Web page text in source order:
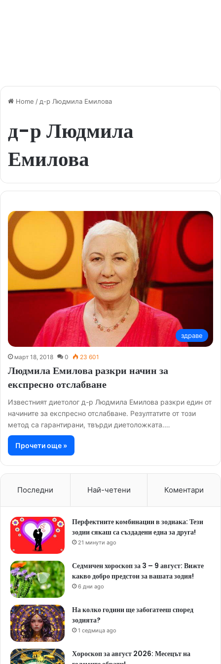
Home / д-р Людмила Емилова
д-р Людмила
Емилова
здраве
март 18, 2018 0 23 601
Людмила Емилова разкри начин за
експресно отслабване
Известният диетолог д-р Людмила Емилова разкри един от
начините за експресно отслабване. Резултатите от този
метод са гарантирани, твърди диетоложката.…
Прочети още »
Последни Най-четени Коментари
Перфектните комбинации в зодиака: Тези
зодии сякаш са създадени една за друга!
21 минути ago
Седмичен хороскоп за 3 – 9 август: Вижте
какво добро предстои за вашата зодия!
6 дни ago
На колко години ще забогатееш според
зодията?
1 седмица ago
Хороскоп за август 2026: Месецът на